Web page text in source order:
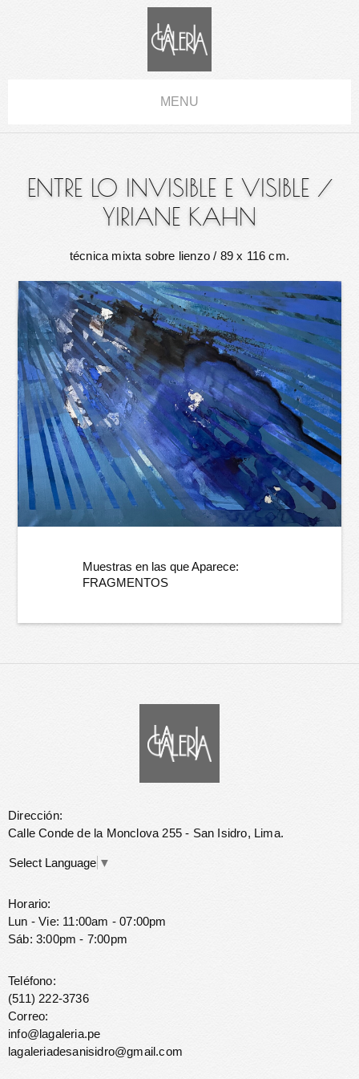
MENU
ENTRE LO INVISIBLE E VISIBLE/
YIRIANE KAHN
técnica mixta sobre lienzo / 89 x 116 cm.
Muestras en las que Aparece:
FRAGMENTOS
Dirección:
Calle Conde de la Monclova 255 - San Isidro, Lima.
Select Language ▼
Horario:
Lun - Vie: 11:00am - 07:00pm
Sáb: 3:00pm - 7:00pm
Teléfono:
(511) 222-3736
Correo:
info@lagaleria.pe
lagaleriadesanisidro@gmail.com